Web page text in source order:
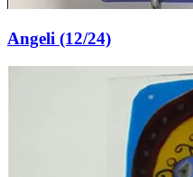
Angeli (12/24)